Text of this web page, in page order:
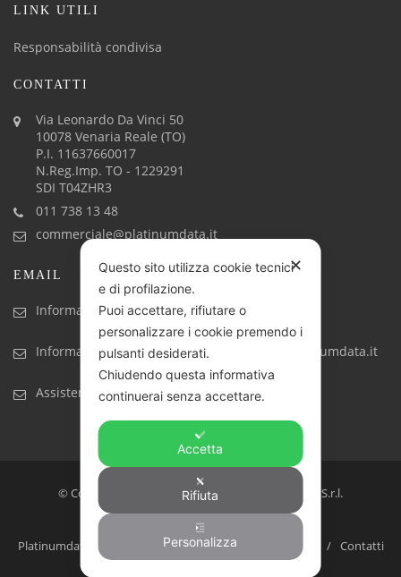
LINK UTILI
Responsabilità condivisa
CONTATTI
Via Leonardo Da Vinci 50
10078 Venaria Reale (TO)
P.I. 11637660017
N.Reg.Imp. TO - 1229291
SDI T04ZHR3
011 738 13 48
commerciale@platinumdata.it
EMAIL
Informazioni generiche: info@platinumdata.it
Informazioni commerciali: commerciale@platinumdata.it
Assistenza tecnica: assistenza@platinumdata.it
© Copyright 2017-2023. Created by Platinumdata S.r.l.
Software house, prodotti e servizi IT
Platinumdata: la software house ideale per la tua azienda
Contatti
✕
Questo sito utilizza cookie tecnici
e di profilazione.
Puoi accettare, rifiutare o
personalizzare i cookie premendo i
pulsanti desiderati.
Chiudendo questa informativa
continuerai senza accettare.
Accetta
Rifiuta
Personalizza